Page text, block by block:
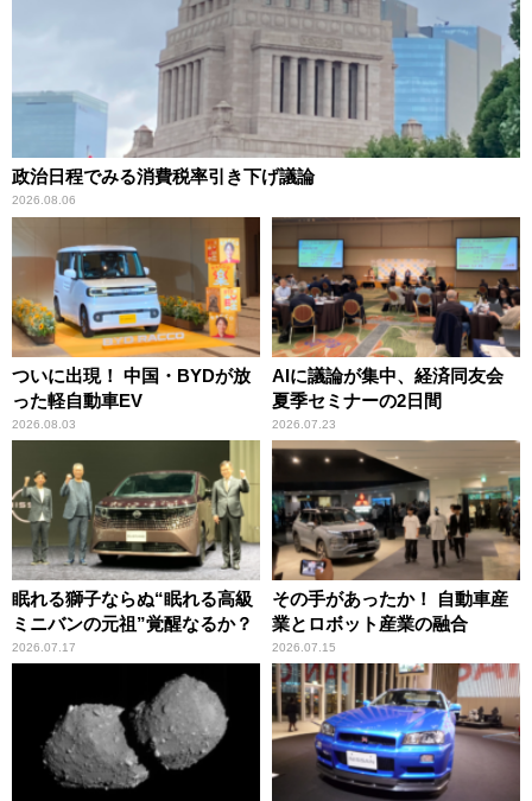
政治日程でみる消費税率引き下げ議論
2026.08.06
ついに出現！ 中国・BYDが放
った軽自動車EV
2026.08.03
AIに議論が集中、経済同友会
夏季セミナーの2日間
2026.07.23
眠れる獅子ならぬ“眠れる高級
ミニバンの元祖”覚醒なるか？
2026.07.17
その手があったか！ 自動車産
業とロボット産業の融合
2026.07.15